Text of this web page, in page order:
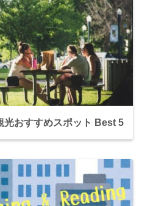
光おすすめスポット Best 5